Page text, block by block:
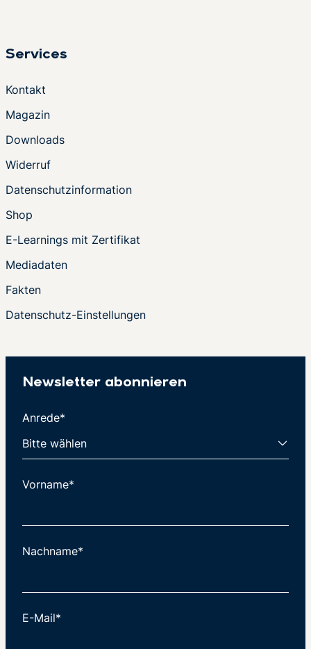
Services
Kontakt
Magazin
Downloads
Widerruf
Datenschutzinformation
Shop
E-Learnings mit Zertifikat
Mediadaten
Fakten
Datenschutz-Einstellungen
Newsletter abonnieren
Anrede*
Vorname*
Nachname*
E-Mail*